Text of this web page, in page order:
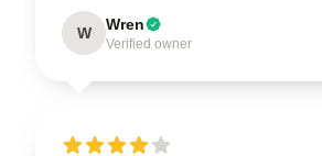
W Wren
Verified owner